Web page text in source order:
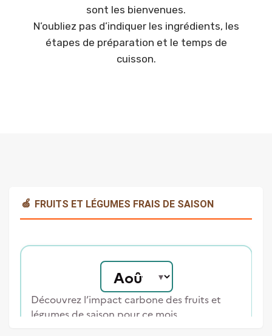
sont les bienvenues.
N’oubliez pas d’indiquer les ingrédients, les
étapes de préparation et le temps de
cuisson.
🍏 FRUITS ET LÉGUMES FRAIS DE SAISON